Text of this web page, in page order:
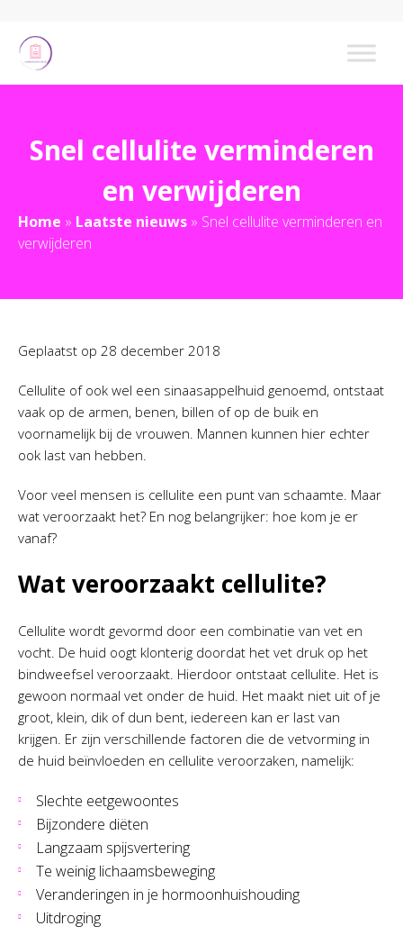
Snel cellulite verminderen
en verwijderen
Home » Laatste nieuws » Snel cellulite verminderen en
verwijderen
Geplaatst op 28 december 2018
Cellulite of ook wel een sinaasappelhuid genoemd, ontstaat
vaak op de armen, benen, billen of op de buik en
voornamelijk bij de vrouwen. Mannen kunnen hier echter
ook last van hebben.
Voor veel mensen is cellulite een punt van schaamte. Maar
wat veroorzaakt het? En nog belangrijker: hoe kom je er
vanaf?
Wat veroorzaakt cellulite?
Cellulite wordt gevormd door een combinatie van vet en
vocht. De huid oogt klonterig doordat het vet druk op het
bindweefsel veroorzaakt. Hierdoor ontstaat cellulite. Het is
gewoon normaal vet onder de huid. Het maakt niet uit of je
groot, klein, dik of dun bent, iedereen kan er last van
krijgen. Er zijn verschillende factoren die de vetvorming in
de huid beïnvloeden en cellulite veroorzaken, namelijk:
Slechte eetgewoontes
Bijzondere diëten
Langzaam spijsvertering
Te weinig lichaamsbeweging
Veranderingen in je hormoonhuishouding
Uitdroging